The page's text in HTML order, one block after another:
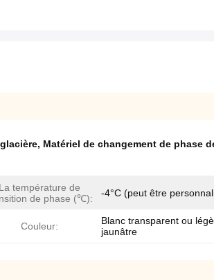
, Matériel de changement de phase
La température de
de phase (℃):
-4°C (peut être
Couleur:
Blanc transparent ou
jaunâtre